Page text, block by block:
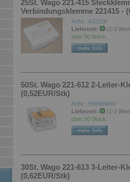
25St. Wago 221-415
Verbindungsklemme 221415 -
ArtNr.: 632226
Lieferzeit:
(1-3
über 50 Stück.
50St. Wago 221-612 2-Leiter-
(0,52EUR/Stk)
ArtNr.: 998984840
Lieferzeit:
(1-3
über 50 Stück.
30St. Wago 221-613 3-Leiter-
(0,62EUR/Stk)